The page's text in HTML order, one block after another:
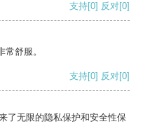
支持[0] 反对[0]
舒服。
支持[0] 反对[0]
了无限的隐私保护和安全性保